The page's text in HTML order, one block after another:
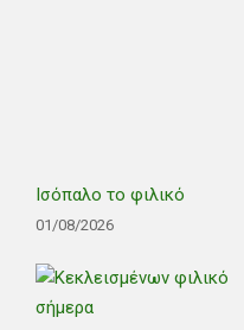
Ισόπαλο το φιλικό
01/08/2026